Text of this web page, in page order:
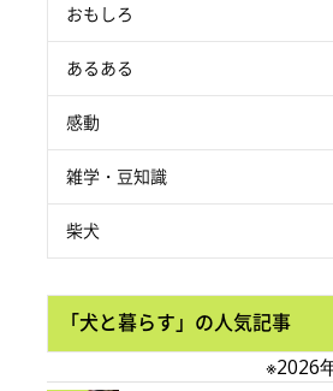
おもしろ
あるある
感動
雑学・豆知識
柴犬
「犬と暮らす」の人気記事
※2026